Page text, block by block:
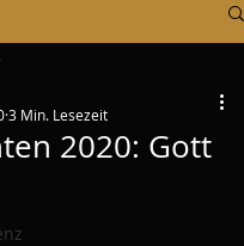
2020: Gott
3 Min. Lesezeit